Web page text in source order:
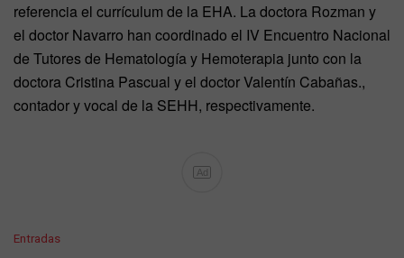
referencia el currículum de la EHA. La doctora Rozman y
el doctor Navarro han coordinado el IV Encuentro Nacional
de Tutores de Hematología y Hemoterapia junto con la
doctora Cristina Pascual y el doctor Valentín Cabañas.,
contador y vocal de la SEHH, respectivamente.
Ad
C
Entradas